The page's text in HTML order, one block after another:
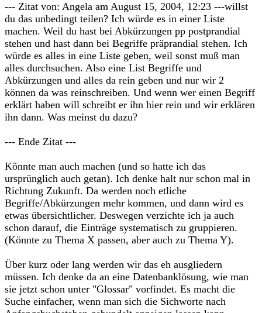
--- Zitat von: Angela am August 15, 2004, 12:23 ---willst
du das unbedingt teilen? Ich würde es in einer Liste
machen. Weil du hast bei Abkürzungen pp postprandial
stehen und hast dann bei Begriffe präprandial stehen. Ich
würde es alles in eine Liste geben, weil sonst muß man
alles durchsuchen. Also eine List Begriffe und
Abkürzungen und alles da rein geben und nur wir 2
können da was reinschreiben. Und wenn wer einen Begriff
erklärt haben will schreibt er ihn hier rein und wir erklären
ihn dann. Was meinst du dazu?
--- Ende Zitat ---
Könnte man auch machen (und so hatte ich das
ursprünglich auch getan). Ich denke halt nur schon mal in
Richtung Zukunft. Da werden noch etliche
Begriffe/Abkürzungen mehr kommen, und dann wird es
etwas übersichtlicher. Deswegen verzichte ich ja auch
schon darauf, die Einträge systematisch zu gruppieren.
(Könnte zu Thema X passen, aber auch zu Thema Y).
Über kurz oder lang werden wir das eh ausgliedern
müssen. Ich denke da an eine Datenbanklösung, wie man
sie jetzt schon unter "Glossar" vorfindet. Es macht die
Suche einfacher, wenn man sich die Sichworte nach